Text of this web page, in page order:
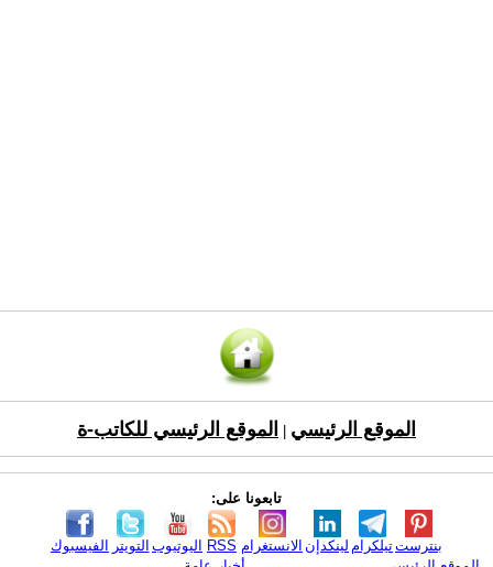
الموقع الرئيسي الموقع الرئيسي للكاتب-ة
تابعونا على:
الفيسبوك التويتر اليوتيوب RSS الانستغرام لينكدإن تيلكرامبنترست